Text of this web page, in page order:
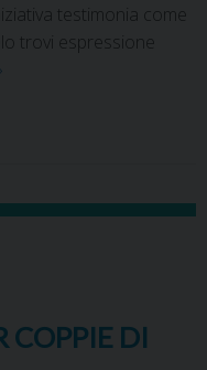
testimonia come
trovi espressione
COPPIE DI